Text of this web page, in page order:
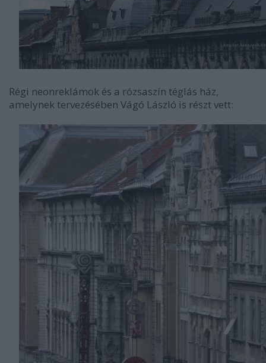
Régi neonreklámok és a rózsaszín téglás ház,
amelynek tervezésében Vágó László is részt vett: